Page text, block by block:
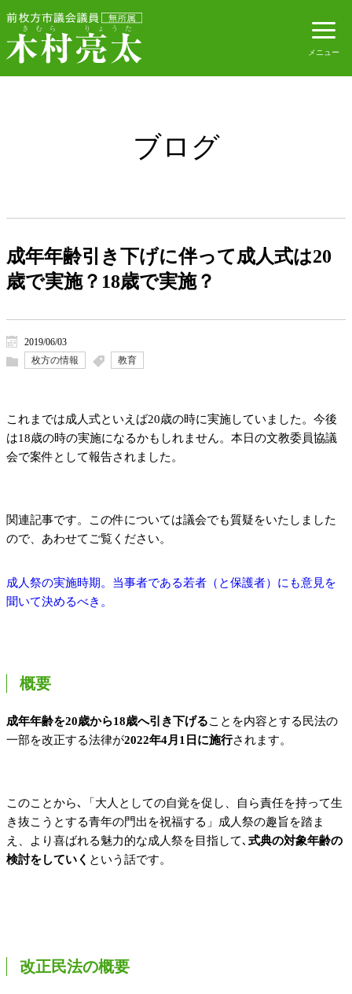
ブログ
成年年齢引き下げに伴って成人式は20
歳で実施？18歳で実施？
2019/06/03
枚方の情報
教育
これまでは成人式といえば20歳の時に実施していました。今後
は18歳の時の実施になるかもしれません。本日の文教委員協議
会で案件として報告されました。
関連記事です。この件については議会でも質疑をいたしました
ので、あわせてご覧ください。
成人祭の実施時期。当事者である若者（と保護者）にも意見を
聞いて決めるべき。
概要
成年年齢を20歳から18歳へ引き下げることを内容とする民法の
一部を改正する法律が2022年4月1日に施行されます。
このことから､「大人としての自覚を促し、自ら責任を持って生
き抜こうとする青年の門出を祝福する」成人祭の趣旨を踏ま
え、より喜ばれる魅力的な成人祭を目指して､ 式典の対象年齢の
検討をしていく という話です。
改正民法の概要